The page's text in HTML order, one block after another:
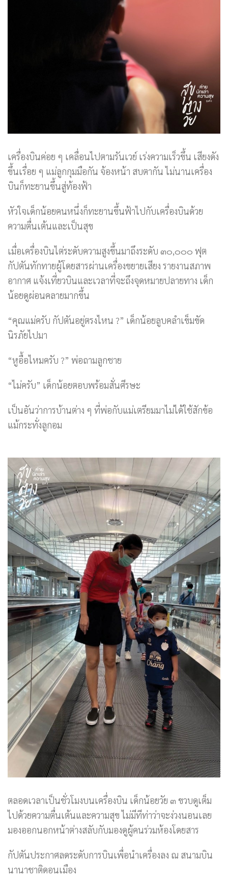
เครื่องบินค่อย ๆ เคลื่อนไปตามรันเวย์ เร่งความเร็วขึ้น เสียงดัง
ขึ้นเรื่อย ๆ แม่ลูกกุมมือกัน จ้องหน้า สบตากัน ไม่นานเครื่อง
บินก็ทะยานขึ้นสู่ท้องฟ้า
หัวใจเด็กน้อยคนหนึ่งก็ทะยานขึ้นฟ้าไปกับเครื่องบินด้วย
ความตื่นเต้นและเป็นสุข
เมื่อเครื่องบินไต่ระดับความสูงขึ้นมาถึงระดับ ๓๐,๐๐๐ ฟุต
กัปตันทักทายผู้โดยสารผ่านเครื่องขยายเสียง รายงานสภาพ
อากาศ แจ้งเที่ยวบินและเวลาที่จะถึงจุดหมายปลายทาง เด็ก
น้อยดูผ่อนคลายมากขึ้น
“คุณแม่ครับ กัปตันอยู่ตรงไหน ?” เด็กน้อยลูบคลำเข็มขัด
นิรภัยไปมา
“หูอื้อไหมครับ ?” พ่อถามลูกชาย
“ไม่ครับ” เด็กน้อยตอบพร้อมสั่นศีรษะ
เป็นอันว่าการบ้านต่าง ๆ ที่พ่อกับแม่เตรียมมาไม่ได้ใช้สักข้อ
แม้กระทั่งลูกอม
ตลอดเวลาเป็นชั่วโมงบนเครื่องบิน เด็กน้อยวัย ๓ ขวบดูเต็ม
ไปด้วยความตื่นเต้นและความสุข ไม่มีทีท่าว่าจะง่วงนอนเลย
มองออกนอกหน้าต่างสลับกับมองดูผู้คนร่วมห้องโดยสาร
กัปตันประกาศลดระดับการบินเพื่อนำเครื่องลง ณ สนามบิน
นานาชาติดอนเมือง